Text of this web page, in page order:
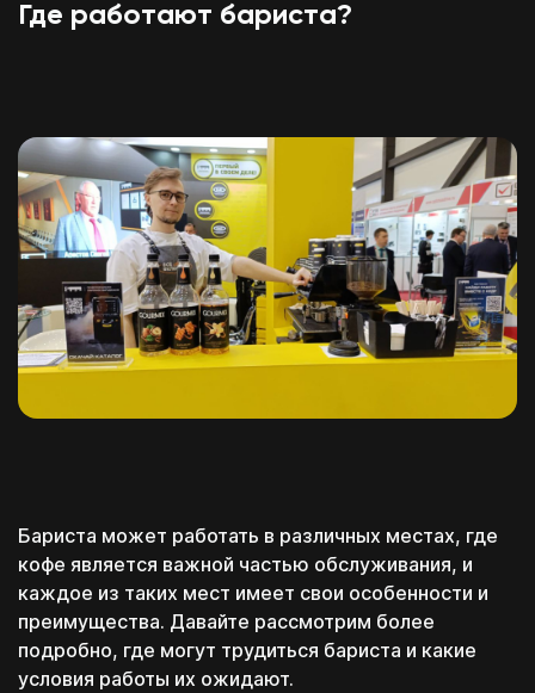
Где работают бариста?
Бариста может работать в различных местах, где
кофе является важной частью обслуживания, и
каждое из таких мест имеет свои особенности и
преимущества. Давайте рассмотрим более
подробно, где могут трудиться бариста и какие
условия работы их ожидают.
Telegram Позвонить
Оставить заявку на рассрочку
c понедельника по пятницу с 11:00 до 20:00
Выбирай, оплачивай
и посещай только
необходимые блоки
Смешивай программы
из разных школ и курсов